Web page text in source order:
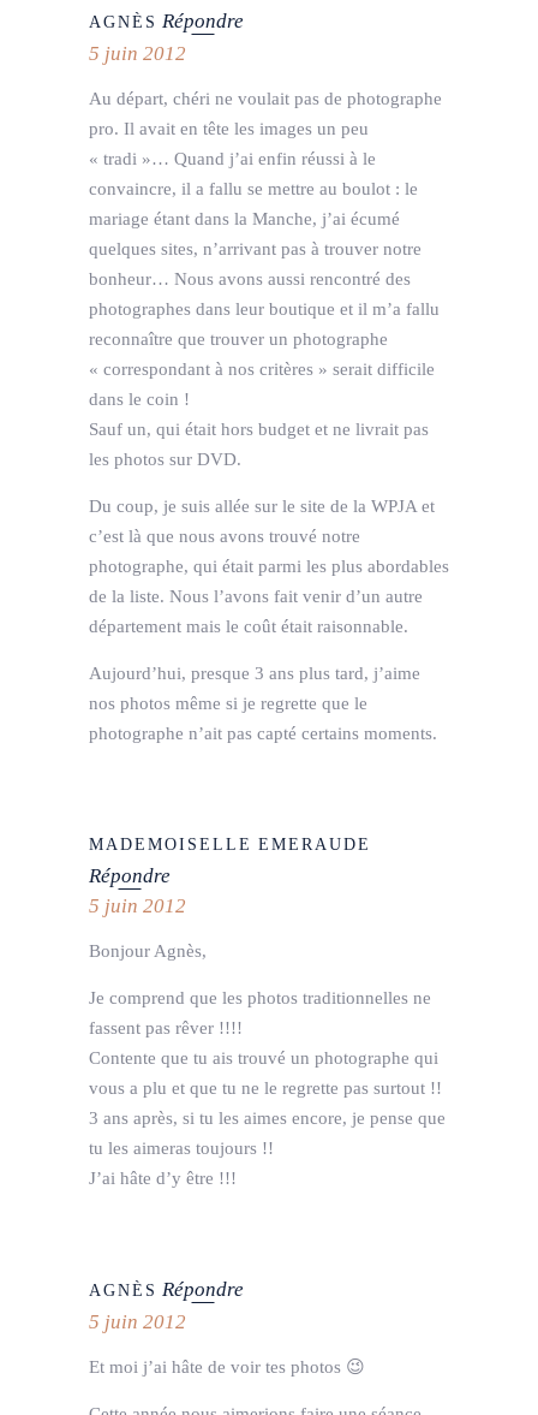
AGNÈS Répondre
5 juin 2012
Au départ, chéri ne voulait pas de photographe
pro. Il avait en tête les images un peu
« tradi »… Quand j’ai enfin réussi à le
convaincre, il a fallu se mettre au boulot : le
mariage étant dans la Manche, j’ai écumé
quelques sites, n’arrivant pas à trouver notre
bonheur… Nous avons aussi rencontré des
photographes dans leur boutique et il m’a fallu
reconnaître que trouver un photographe
« correspondant à nos critères » serait difficile
dans le coin !
Sauf un, qui était hors budget et ne livrait pas
les photos sur DVD.
Du coup, je suis allée sur le site de la WPJA et
c’est là que nous avons trouvé notre
photographe, qui était parmi les plus abordables
de la liste. Nous l’avons fait venir d’un autre
département mais le coût était raisonnable.
Aujourd’hui, presque 3 ans plus tard, j’aime
nos photos même si je regrette que le
photographe n’ait pas capté certains moments.
MADEMOISELLE EMERAUDE
Répondre
5 juin 2012
Bonjour Agnès,
Je comprend que les photos traditionnelles ne
fassent pas rêver !!!!
Contente que tu ais trouvé un photographe qui
vous a plu et que tu ne le regrette pas surtout !!
3 ans après, si tu les aimes encore, je pense que
tu les aimeras toujours !!
J’ai hâte d’y être !!!
AGNÈS Répondre
5 juin 2012
Et moi j’ai hâte de voir tes photos 😉